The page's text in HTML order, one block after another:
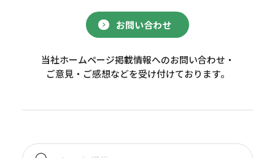
お問い合わせ
当社ホームページ掲載情報へのお問い合わせ・
ご意見・ご感想などを受け付けております。